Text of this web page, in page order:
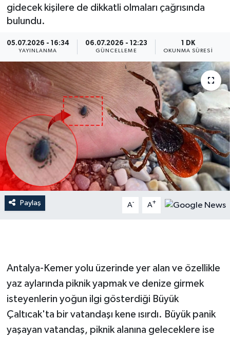
gidecek kişilere de dikkatli olmaları çağrısında
bulundu.
05.07.2026 - 16:34
YAYINLANMA
06.07.2026 - 12:23
GÜNCELLEME
1 DK
OKUNMA SÜRESI
Paylaş A- A+
Antalya-Kemer yolu üzerinde yer alan ve özellikle
yaz aylarında piknik yapmak ve denize girmek
isteyenlerin yoğun ilgi gösterdiği Büyük
Çaltıcak'ta bir vatandaşı kene ısırdı. Büyük panik
yaşayan vatandaş, piknik alanına geleceklere ise
Ekonomi
Spor
Dünya
Resmi Reklamlar
Son Dakika Haberleri
Haber Arşivi